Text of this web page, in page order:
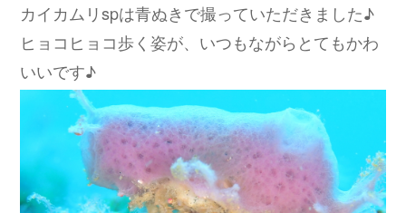
カイカムリspは青ぬきで撮っていただきました♪
ヒョコヒョコ歩く姿が、いつもながらとてもかわ
いいです♪